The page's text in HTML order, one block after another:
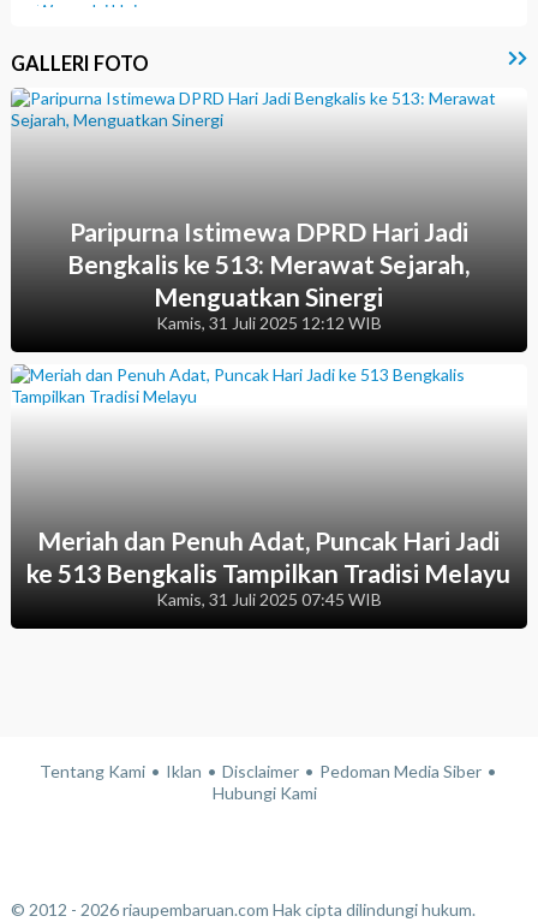
GALLERI FOTO
Paripurna Istimewa DPRD Hari Jadi
Bengkalis ke 513: Merawat Sejarah,
Menguatkan Sinergi
Kamis, 31 Juli 2025 12:12 WIB
Meriah dan Penuh Adat, Puncak Hari Jadi
ke 513 Bengkalis Tampilkan Tradisi Melayu
Kamis, 31 Juli 2025 07:45 WIB
Tentang Kami Iklan Disclaimer
Pedoman Media Siber
Hubungi Kami
© 2012 - 2026 riaupembaruan.com Hak cipta dilindungi hukum.